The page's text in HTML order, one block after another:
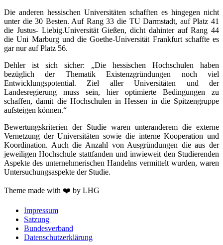
Die anderen hessischen Universitäten schafften es hingegen nicht
unter die 30 Besten. Auf Rang 33 die TU Darmstadt, auf Platz 41
die Justus- Liebig.Universität Gießen, dicht dahinter auf Rang 44
die Uni Marburg und die Goethe-Universität Frankfurt schaffte es
gar nur auf Platz 56.
Dehler ist sich sicher: „Die hessischen Hochschulen haben
bezüglich der Thematik Existenzgründungen noch viel
Entwicklungspotential. Ziel aller Universitäten und der
Landesregierung muss sein, hier optimierte Bedingungen zu
schaffen, damit die Hochschulen in Hessen in die Spitzengruppe
aufsteigen können.“
Bewertungskriterien der Studie waren unteranderem die externe
Vernetzung der Universitäten sowie die interne Kooperation und
Koordination. Auch die Anzahl von Ausgründungen die aus der
jeweiligen Hochschule stattfanden und inwieweit den Studierenden
Aspekte des unternehmerischen Handelns vermittelt wurden, waren
Untersuchungsaspekte der Studie.
Theme made with ❤️ by LHG
Impressum
Satzung
Bundesverband
Datenschutzerklärung